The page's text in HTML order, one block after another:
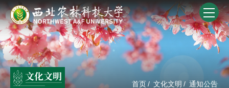
文化文明
首页 / 文化文明 / 通知公告